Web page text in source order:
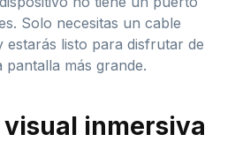
Solo necesitas un cable
estarás listo para disfrutar de
más grande.
inmersiva